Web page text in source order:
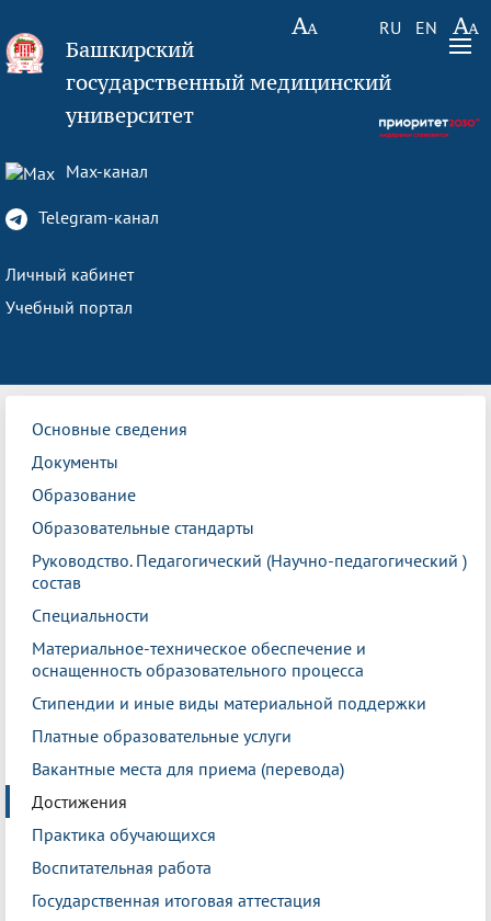
RU EN
Башкирский
государственный медицинский
университет
Max-канал
Telegram-канал
Личный кабинет
Учебный портал
Основные сведения
Документы
Образование
Образовательные стандарты
Руководство. Педагогический (Научно-педагогический )
состав
Специальности
Материальное-техническое обеспечение и
оснащенность образовательного процесса
Стипендии и иные виды материальной поддержки
Платные образовательные услуги
Вакантные места для приема (перевода)
Достижения
Практика обучающихся
Воспитательная работа
Государственная итоговая аттестация